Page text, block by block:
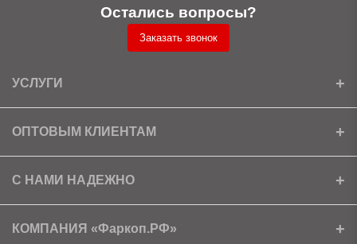
Остались вопросы?
Заказать звонок
УСЛУГИ
Установка
Доставка
ОПТОВЫМ КЛИЕНТАМ
Ищем партнеров
Скачать прайс
С НАМИ НАДЕЖНО
Сертификаты
КОМПАНИЯ «Фаркоп.РФ»